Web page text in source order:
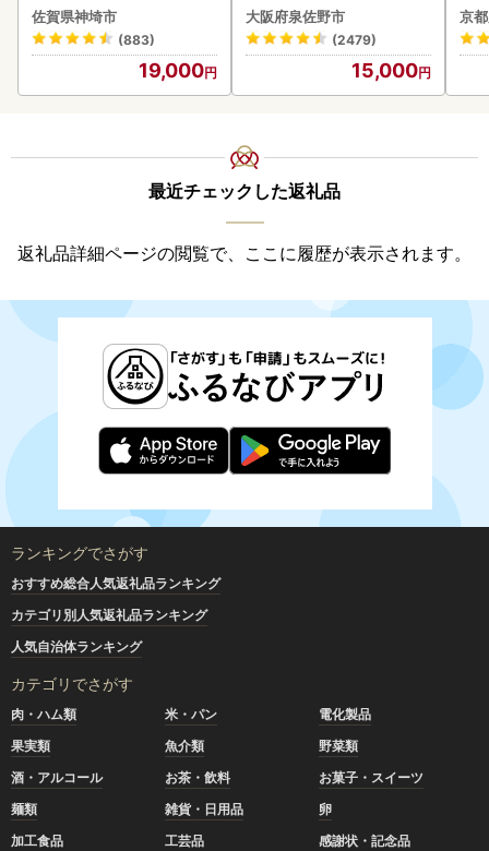
佐賀県神埼市
(883)
19,000
焼肉 BBQ
大阪府泉佐野市
(2479)
15,000
京
最近チェックした返礼品
返礼品詳細ページの閲覧で、ここに履歴が表示されます。
ランキングでさがす
おすすめ総合人気返礼品ランキング
カテゴリ別人気返礼品ランキング
人気自治体ランキング
カテゴリでさがす
肉・ハム類 米・パン
電化製品
果実類
魚介類
野菜類
酒・アルコール
お茶・飲料
お菓子・スイーツ
麺類
雑貨・日用品
卵
加工食品
工芸品
感謝状・記念品